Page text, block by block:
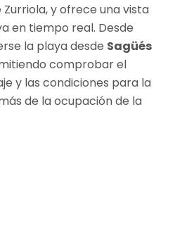
Zurriola, y ofrece una vista
en tiempo real. Desde
la playa desde Sagüés
comprobar el
y las condiciones para la
de la ocupación de la